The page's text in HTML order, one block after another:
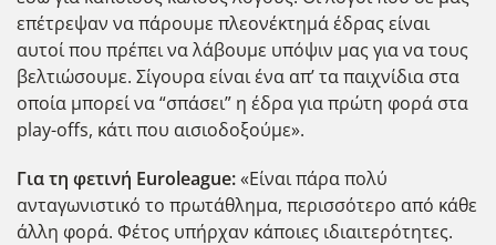
επέτρεψαν να πάρουμε πλεονέκτημά έδρας είναι
αυτοί που πρέπει να λάβουμε υπόψιν μας για να τους
βελτιώσουμε. Σίγουρα είναι ένα απ’ τα παιχνίδια στα
οποία μπορεί να “σπάσει” η έδρα για πρώτη φορά στα
play-offs, κάτι που αισιοδοξούμε».
Για τη φετινή Euroleague:«Είναι πάρα πολύ
ανταγωνιστικό το πρωτάθλημα, περισσότερο από κάθε
άλλη φορά. Φέτος υπήρχαν κάποιες ιδιαιτερότητες.